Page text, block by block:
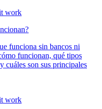
funciona sin bancos ni
funcionan, qué tipos
cuáles son sus principales